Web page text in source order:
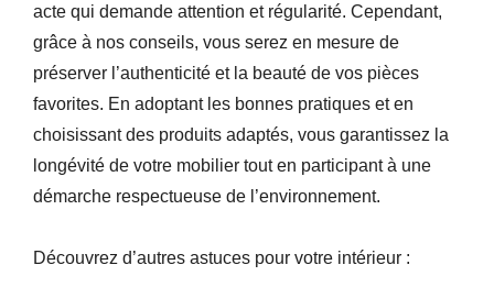
acte qui demande attention et régularité. Cependant,
grâce à nos conseils, vous serez en mesure de
préserver l’authenticité et la beauté de vos pièces
favorites. En adoptant les bonnes pratiques et en
choisissant des produits adaptés, vous garantissez la
longévité de votre mobilier tout en participant à une
démarche respectueuse de l’environnement.
Découvrez d’autres astuces pour votre intérieur :